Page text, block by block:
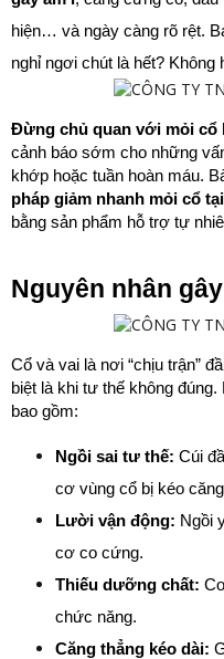
hiện… và ngày càng rõ rệt.
nghỉ ngơi chút là hết? Không
Đừng chủ quan với mỏi cổ
cảnh báo sớm cho những
khớp hoặc tuần hoàn máu.
pháp giảm nhanh mỏi cổ
bằng sản phẩm hỗ trợ tự
Nguyên nhân
Cổ và vai là nơi “chịu trận”
biệt là khi tư thế không
bao gồm:
Ngồi sai tư thế: Cúi
cơ vùng cổ bị kéo
Lười vận động: Ngồi
cơ co cứng.
Thiếu dưỡng chất:
chức năng.
Căng thẳng kéo dài: